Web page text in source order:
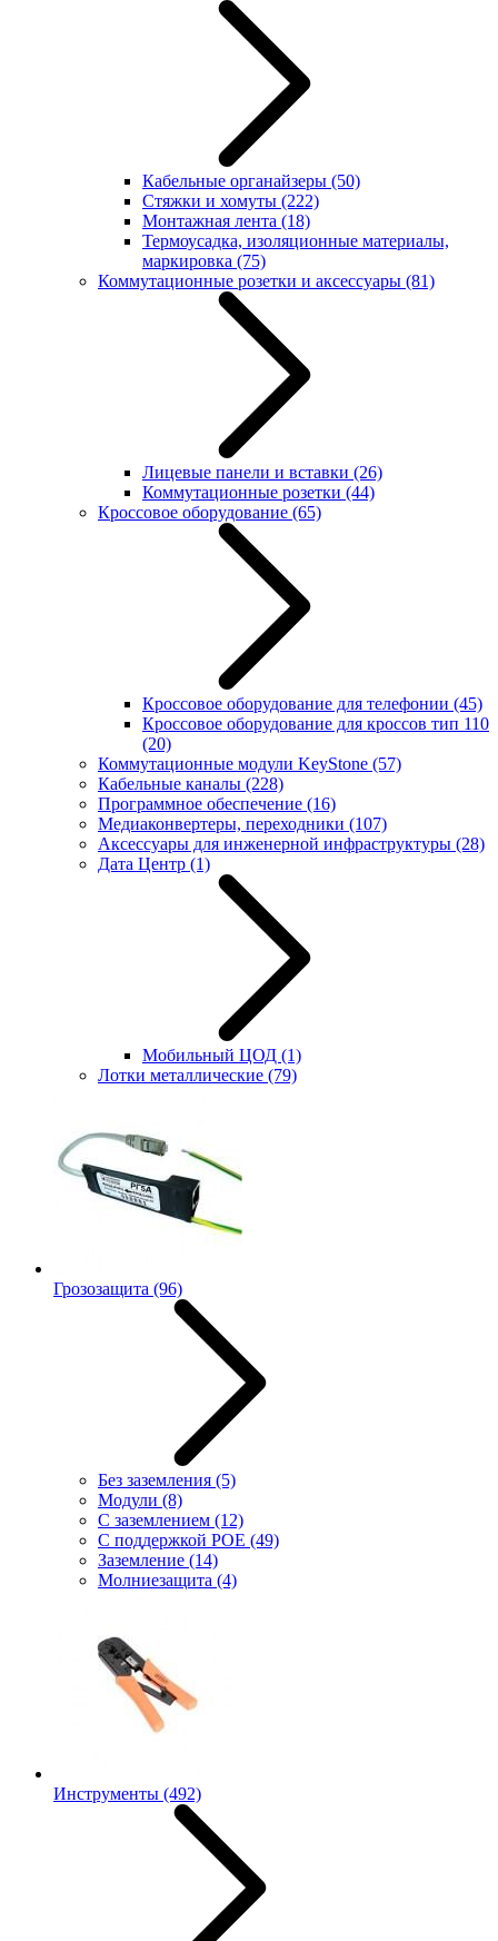
Кабельные органайзеры (50)
Стяжки и хомуты (222)
Монтажная лента (18)
Термоусадка, изоляционные материалы,
маркировка (75)
Коммутационные розетки и аксессуары (81)
Лицевые панели и вставки (26)
Коммутационные розетки (44)
Кроссовое оборудование (65)
Кроссовое оборудование для телефонии (45)
Кроссовое оборудование для кроссов тип 110
(20)
Коммутационные модули KeyStone (57)
Кабельные каналы (228)
Программное обеспечение (16)
Медиаконвертеры, переходники (107)
Аксессуары для инженерной инфраструктуры (28)
Дата Центр (1)
Мобильный ЦОД (1)
Лотки металлические (79)
Грозозащита (96)
Без заземления (5)
Модули (8)
С заземлением (12)
С поддержкой POE (49)
Заземление (14)
Молниезащита (4)
Инструменты (492)